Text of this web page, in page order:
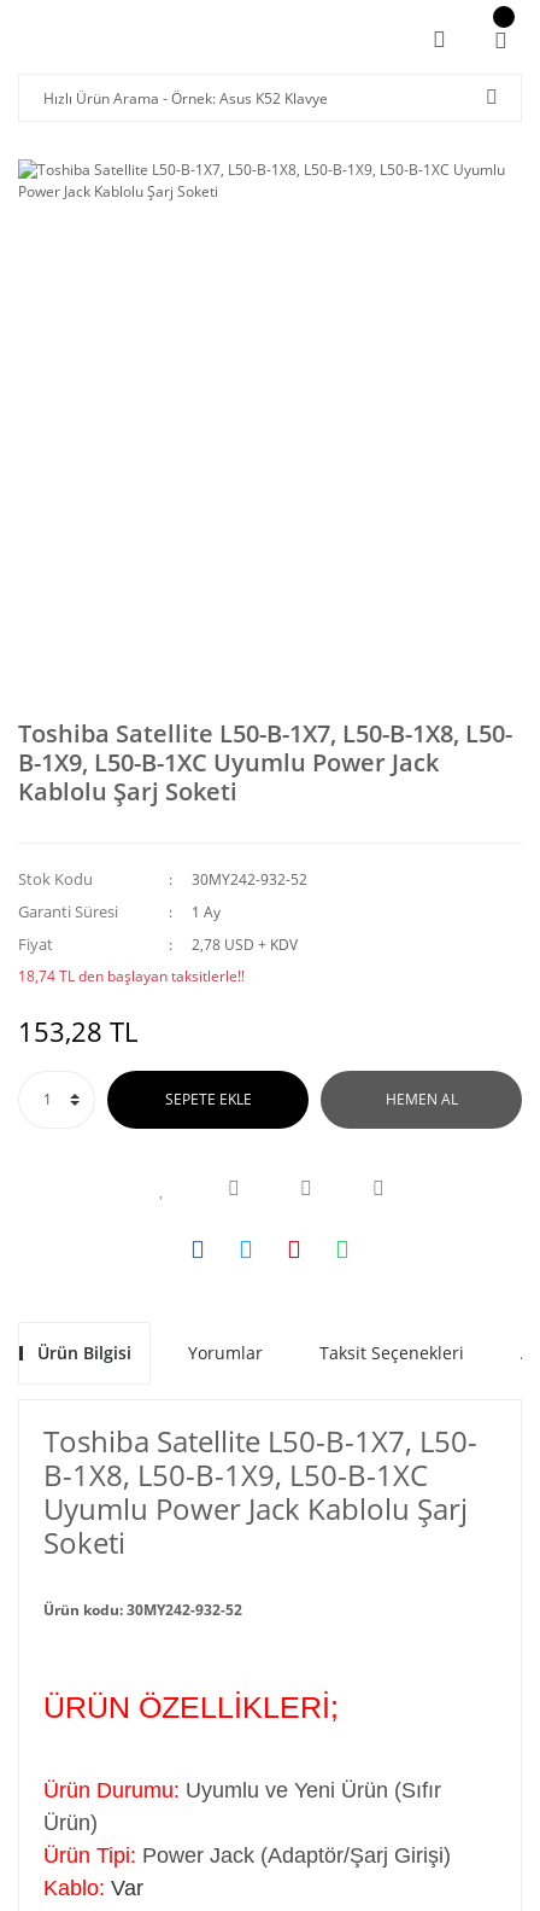
Toshiba Satellite L50-B-1X7, L50-B-1X8, L50-
B-1X9, L50-B-1XC Uyumlu Power Jack
Kablolu Şarj Soketi
Stok Kodu 30MY242-932-52
Garanti Süresi 1 Ay
Fiyat
2,78 USD + KDV
18,74 TL den başlayan taksitlerle!!
153,28 TL
SEPETE EKLE HEMEN AL
Ürün Bilgisi Yorumlar Taksit Seçenekleri
Toshiba Satellite L50-B-1X7, L50-
B-1X8, L50-B-1X9, L50-B-1XC
Uyumlu Power Jack Kablolu Şarj
Soketi
Ürün kodu: 30MY242-932-52
ÜRÜN ÖZELLİKLERİ;
Ürün Durumu: Uyumlu ve Yeni Ürün (Sıfır
Ürün)
Ürün Tipi: Power Jack (Adaptör/Şarj Girişi)
Kablo: Var